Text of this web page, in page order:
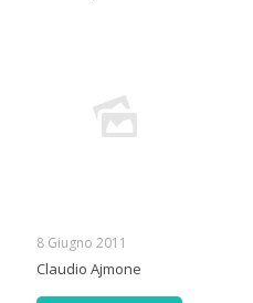
8 Giugno 2011
Claudio Ajmone